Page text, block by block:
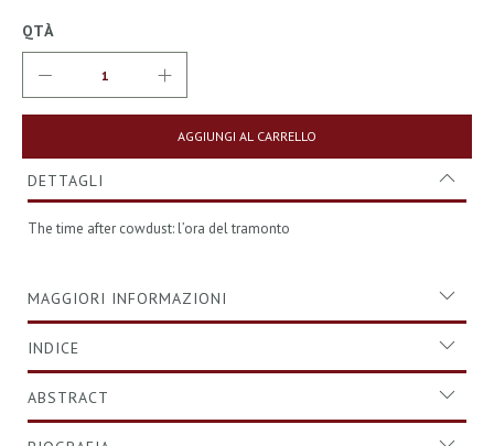
QTÀ
AGGIUNGI AL CARRELLO
DETTAGLI
The time after cowdust: l’ora del tramonto
MAGGIORI INFORMAZIONI
INDICE
ABSTRACT